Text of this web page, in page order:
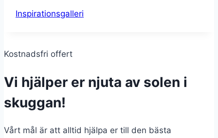
Inspirationsgalleri
Kostnadsfri offert
Vi hjälper er njuta av solen i
skuggan!
Vårt mål är att alltid hjälpa er till den bästa